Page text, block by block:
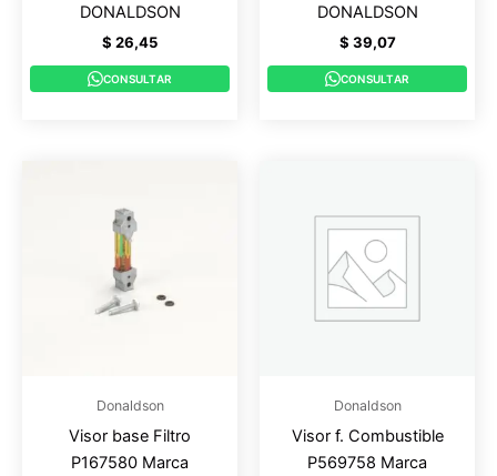
DONALDSON
$ 26,45
CONSULTAR
DONALDSON
$ 39,07
CONSULTAR
Donaldson
Visor base Filtro
P167580 Marca
Donaldson
Visor f. Combustible
P569758 Marca